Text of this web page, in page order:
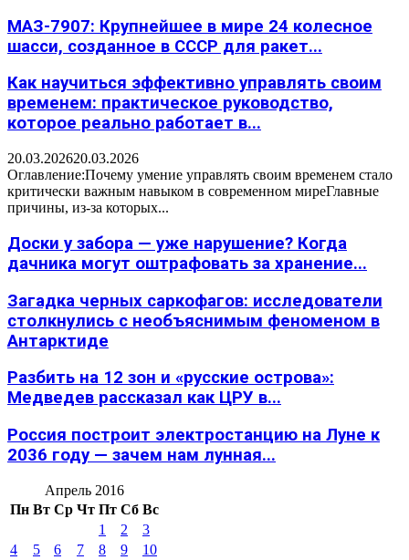
МАЗ-7907: Крупнейшее в мире 24 колесное
шасси, созданное в СССР для ракет...
Как научиться эффективно управлять своим
временем: практическое руководство,
которое реально работает в...
20.03.202620.03.2026
Оглавление:Почему умение управлять своим временем стало
критически важным навыком в современном миреГлавные
причины, из-за которых...
Доски у забора — уже нарушение? Когда
дачника могут оштрафовать за хранение...
Загадка черных саркофагов: исследователи
столкнулись с необъяснимым феноменом в
Антарктиде
Разбить на 12 зон и «русские острова»:
Медведев рассказал как ЦРУ в...
Россия построит электростанцию на Луне к
2036 году — зачем нам лунная...
Апрель 2016
Пн Вт Ср Чт Пт Сб Вс
1
2
3
4
5 6 7 8 9
10